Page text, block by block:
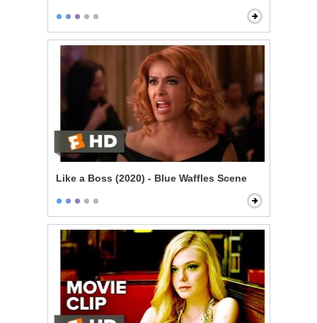
Like a Boss (2020) - Blue Waffles Scene